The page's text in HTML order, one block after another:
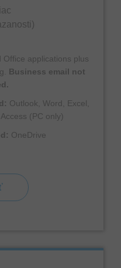
applications plus
Business email not
Outlook, Word, Excel,
(PC only)
OneDrive